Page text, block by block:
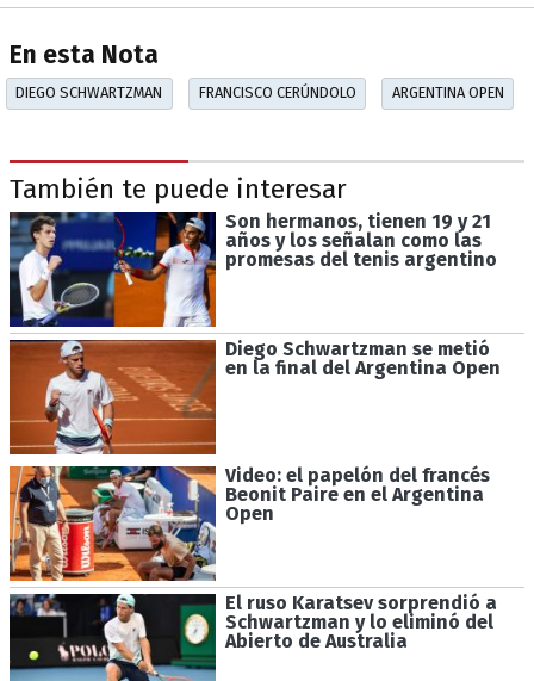
En esta Nota
DIEGO SCHWARTZMAN FRANCISCO CERÚNDOLO ARGENTINA OPEN
También te puede interesar
Son hermanos, tienen 19 y 21
años y los señalan como las
promesas del tenis argentino
Diego Schwartzman se metió
en la final del Argentina Open
Video: el papelón del francés
Beonit Paire en el Argentina
Open
El ruso Karatsev sorprendió a
Schwartzman y lo eliminó del
Abierto de Australia